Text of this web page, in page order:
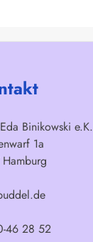
Binikowski e.K.
1a
46 28 52